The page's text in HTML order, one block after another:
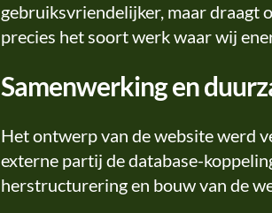
gebruiksvriendelijker, maar draagt
precies het soort werk waar wij
Samenwerking en
Het ontwerp van de website werd
externe partij de database-
herstructurering en bouw van de